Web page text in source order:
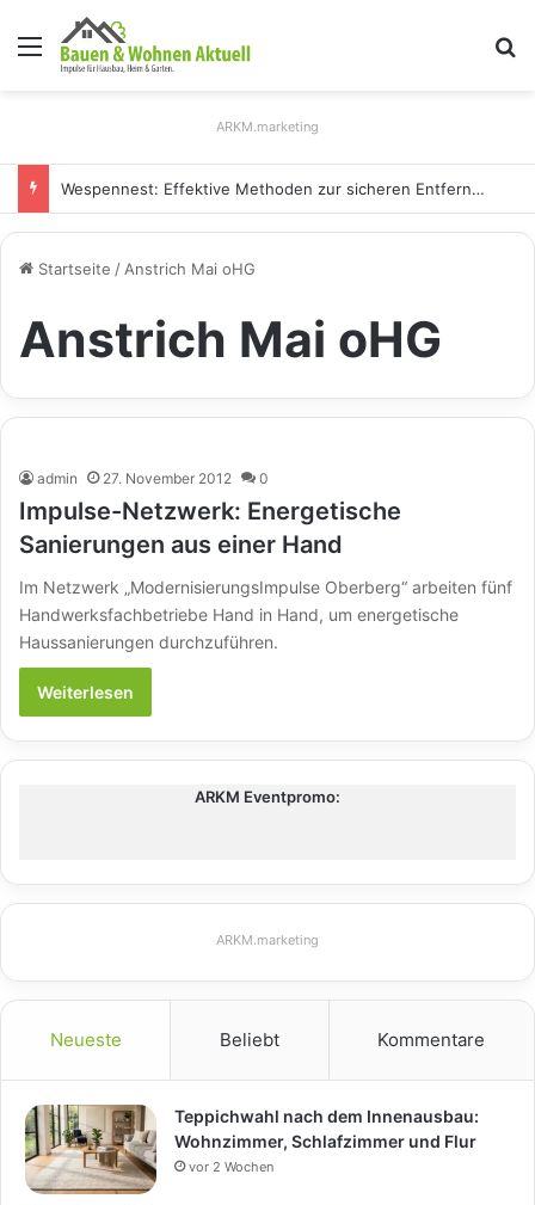
Menü
ARKM.marketing
Wespennest: Effektive Methoden zur sicheren Entfernung
Startseite / Anstrich Mai oHG
Anstrich Mai oHG
admin 27. November 2012 0
Impulse-Netzwerk: Energetische
Sanierungen aus einer Hand
Im Netzwerk „ModernisierungsImpulse Oberberg“ arbeiten fünf
Handwerksfachbetriebe Hand in Hand, um energetische
Haussanierungen durchzuführen.
Weiterlesen
ARKM Eventpromo:
ARKM.marketing
Neueste Beliebt Kommentare
Teppichwahl nach dem Innenausbau:
Wohnzimmer, Schlafzimmer und Flur
vor 2 Wochen